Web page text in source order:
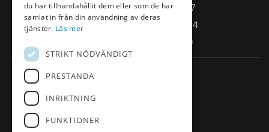
Reception08-570 360 27
Restaurang 0733-97 07 44
info@nackagk.se
Snabblänkar
Medlemsavgifter
du har tillhandahållit dem eller som de har
samlat in från din användning av deras
tjänster. Läs mer
STRIKT NÖDVÄNDIGT
PRESTANDA
INRIKTNING
FUNKTIONER